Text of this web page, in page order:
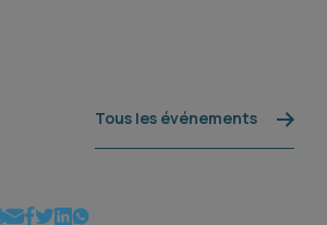
Tous les événements